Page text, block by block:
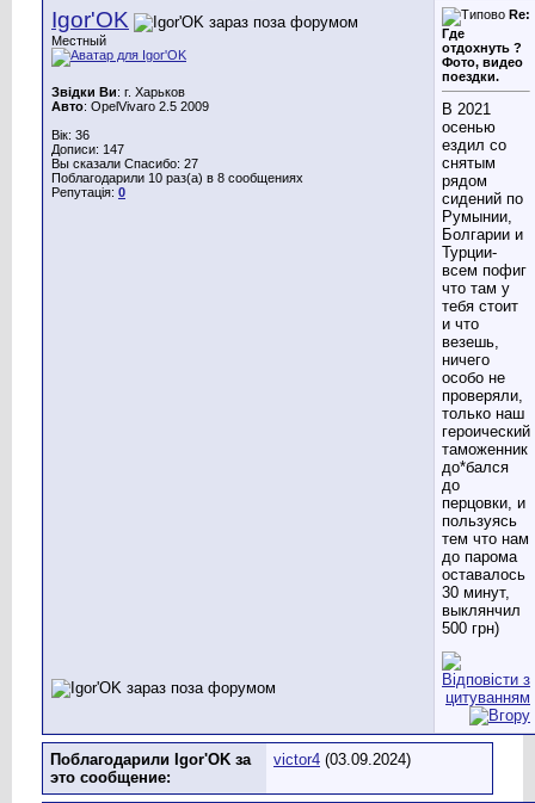
Igor'OK
Местный
Звідки Ви: г. Харьков
Авто: OpelVivaro 2.5 2009
Вік: 36
Дописи: 147
Вы сказали Спасибо: 27
Поблагодарили 10 раз(а) в 8 сообщениях
Репутація: 0
Re:
Где
отдохнуть ?
Фото, видео
поездки.
В 2021
осенью
ездил со
снятым
рядом
сидений по
Румынии,
Болгарии и
Турции-
всем пофиг
что там у
тебя стоит
и что
везешь,
ничего
особо не
проверяли,
только наш
героический
таможенник
до*бался
до
перцовки, и
пользуясь
тем что нам
до парома
оставалось
30 минут,
выклянчил
500 грн)
Поблагодарили Igor'OK за
это сообщение:
victor4 (03.09.2024)